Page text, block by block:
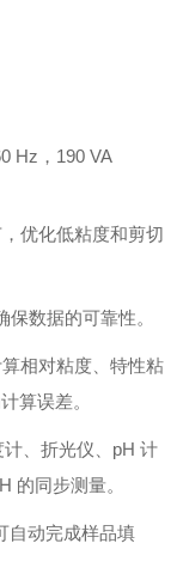
Hz，190 VA
优化低粘度和剪切
数据的可靠性。
相对粘度、特性粘
算误差。
、折光仪、pH 计
的同步测量。
自动完成样品填